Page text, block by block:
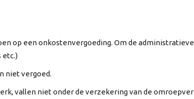
op een onkostenvergoeding. Om de
etc.)
niet vergoed.
vallen niet onder de verzekering van de